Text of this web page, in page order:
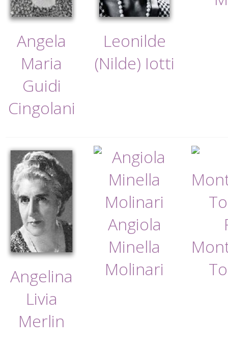
Angela
Maria
Guidi
Cingolani
Leonilde
(Nilde) Iotti
Angelina
Livia
Merlin
Angiola
Minella
Molinari